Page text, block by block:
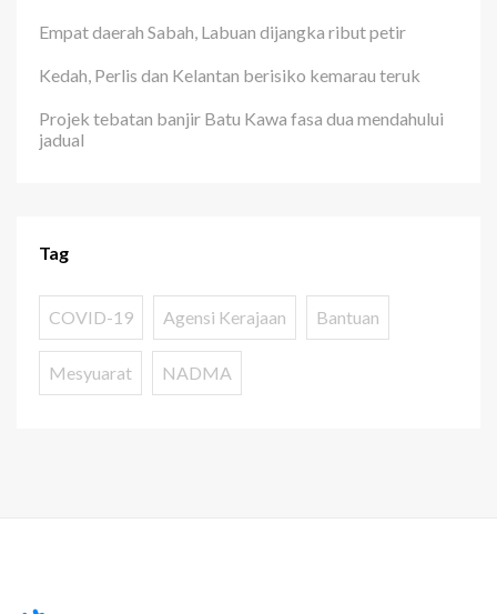
Empat daerah Sabah, Labuan dijangka ribut petir
Kedah, Perlis dan Kelantan berisiko kemarau teruk
Projek tebatan banjir Batu Kawa fasa dua mendahului
jadual
Tag
COVID-19 Agensi Kerajaan Bantuan
Mesyuarat NADMA